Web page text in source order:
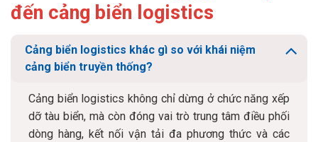
đến cảng biển logistics
Cảng biển logistics khác gì so với khái niệm
cảng biển truyền thống?
Cảng biển logistics không chỉ dừng ở chức năng xếp
dỡ tàu biển, mà còn đóng vai trò trung tâm điều phối
dòng hàng, kết nối vận tải đa phương thức và các